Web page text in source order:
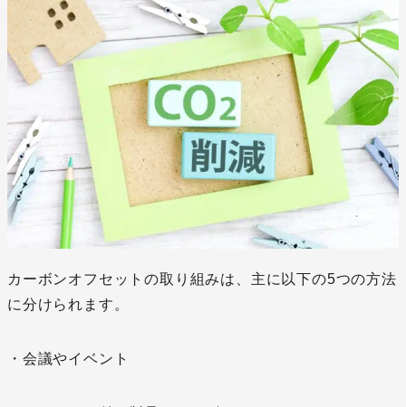
カーボンオフセットの取り組みは、主に以下の5つの方法
に分けられます。
・会議やイベント